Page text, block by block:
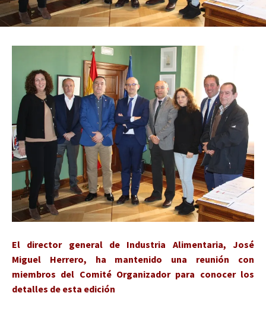
El director general de Industria Alimentaria, José
Miguel Herrero, ha mantenido una reunión con
miembros del Comité Organizador para conocer los
detalles de esta edición